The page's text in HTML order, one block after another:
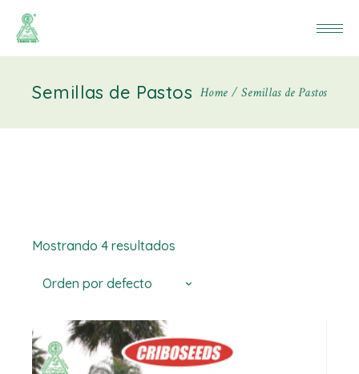
Semillas de Pastos Home Semillas de Pastos
Mostrando 4 resultados
Orden por defecto